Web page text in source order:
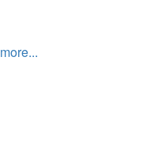
more...